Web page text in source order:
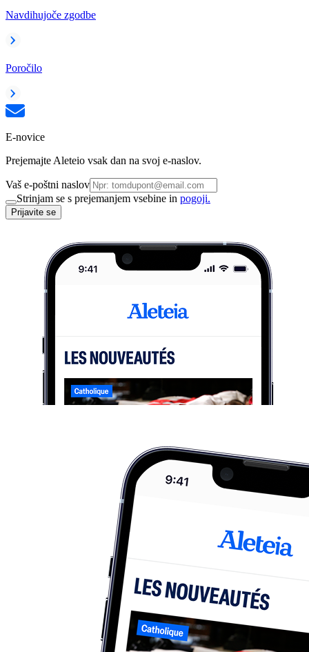
Navdihujoče zgodbe
Poročilo
E-novice
Prejemajte Aleteio vsak dan na svoj e-naslov.
Vaš e-poštni naslov
Strinjam se s prejemanjem vsebine in pogoji.
Prijavite se